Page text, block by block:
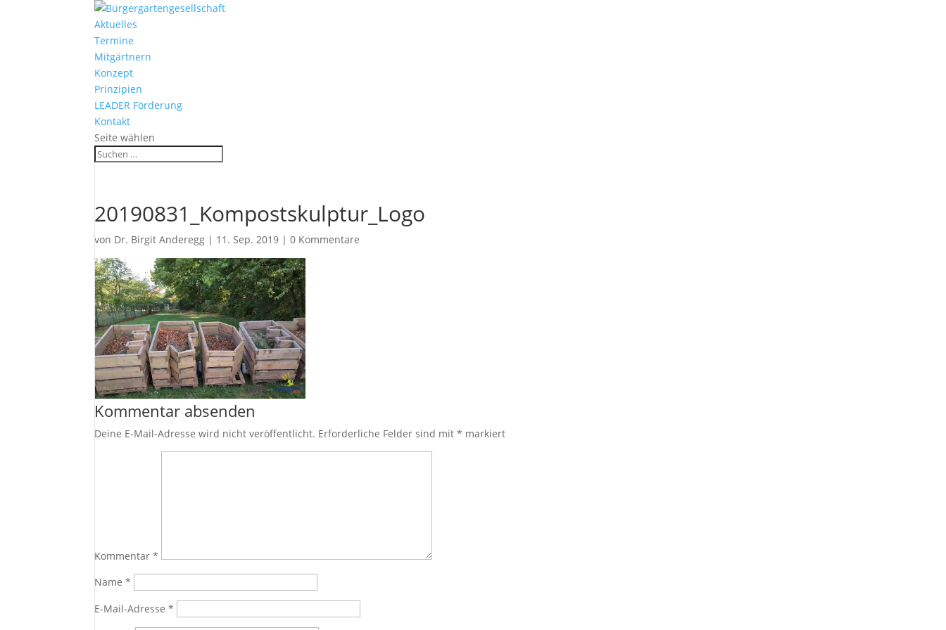
Aktuelles
Termine
Mitgärtnern
Konzept
Prinzipien
LEADER Förderung
Kontakt
Seite wählen
20190831_Kompostskulptur_Logo
von Dr. Birgit Anderegg | 11. Sep. 2019 |0 Kommentare
Kommentar absenden
Deine E-Mail-Adresse wird nicht veröffentlicht. Erforderliche Felder sind mit* markiert
Kommentar*
Name*
E-Mail-Adresse*